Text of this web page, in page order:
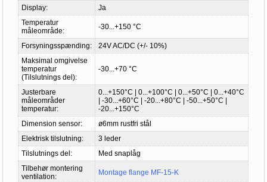
Display:
Ja
Temperatur
måleområde:
-30...+150 °C
Forsyningsspænding:
24V AC/DC (+/- 10%)
Maksimal omgivelse
temperatur
(Tilslutnings del):
-30...+70 °C
Justerbare
måleområder
temperatur:
0...+150°C | 0...+100°C | 0...+50°C | 0...+40°C
| -30...+60°C | -20...+80°C | -50...+50°C |
-20...+150°C
Dimension sensor:
ø6mm rustfri stål
Elektrisk tilslutning:
3 leder
Tilslutnings del:
Med snaplåg
Tilbehør montering
ventilation:
Montage flange MF-15-K